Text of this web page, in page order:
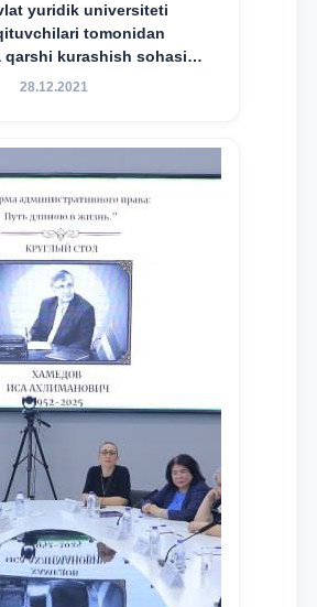
yuridik universiteti
tomonidan
qarshi kurashish sohasida
islohotlar hamda
va mahalliy ilmiy
etilgan maqolalar
28.12.2021